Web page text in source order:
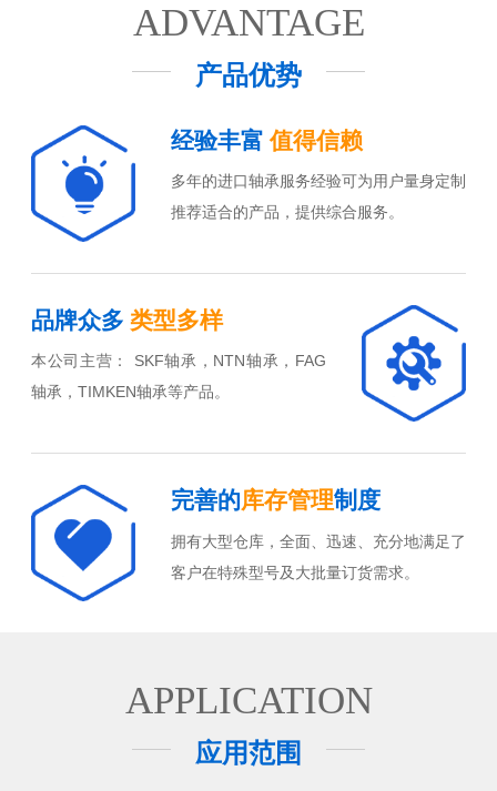
ADVANTAGE
产品优势
经验丰富值得信赖
多年的进口轴承服务经验可为用户量身定制
推荐适合的产品，提供综合服务。
品牌众多 类型多样
本公司主营： SKF轴承，NTN轴承，FAG
轴承，TIMKEN轴承等产品。
完善的库存管理制度
拥有大型仓库，全面、迅速、充分地满足了
客户在特殊型号及大批量订货需求。
APPLICATION
应用范围